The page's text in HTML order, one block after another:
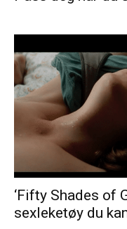
‘Fifty Shades of
sexleketøy du